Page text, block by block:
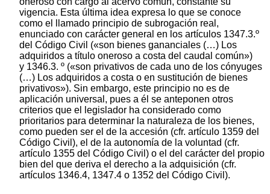
vigencia. Esta última idea expresa lo que se conoce
como el llamado principio de subrogación real,
enunciado con carácter general en los artículos 1347.3.º
del Código Civil («son bienes gananciales (…) Los
adquiridos a título oneroso a costa del caudal común»)
y 1346.3. º («son privativos de cada uno de los cónyuges
(…) Los adquiridos a costa o en sustitución de bienes
privativos»). Sin embargo, este principio no es de
aplicación universal, pues a él se anteponen otros
criterios que el legislador ha considerado como
prioritarios para determinar la naturaleza de los bienes,
como pueden ser el de la accesión (cfr. artículo 1359 del
Código Civil), el de la autonomía de la voluntad (cfr.
artículo 1355 del Código Civil) o el del carácter del propio
bien del que deriva el derecho a la adquisición (cfr.
artículos 1346.4, 1347.4 o 1352 del Código Civil).